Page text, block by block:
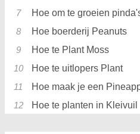
Hoe boerderij Peanuts
Hoe te Plant Moss
Hoe te uitlopers Plant
Hoe maak je een
Hoe te planten in Kleivuil